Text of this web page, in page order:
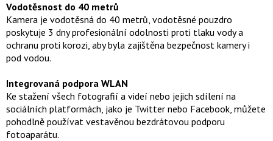
Vodotěsnost do 40 metrů
Kamera je vodotěsná do 40 metrů, vodotěsné pouzdro
poskytuje 3 dny profesionální odolnosti proti tlaku vody a
ochranu proti korozi, aby byla zajištěna bezpečnost kamery i
pod vodou.
Integrovaná podpora WLAN
Ke stažení všech fotografií a videí nebo jejich sdílení na
sociálních platformách, jako je Twitter nebo Facebook, můžete
pohodlně používat vestavěnou bezdrátovou podporu
fotoaparátu.